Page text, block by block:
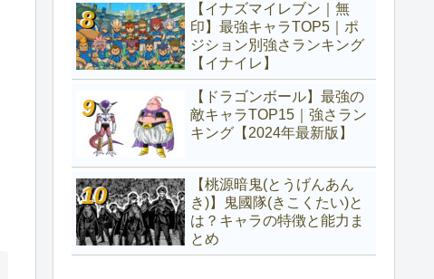
【イナズマイレブン｜無
印】最強キャラTOP5｜ポ
ジション別強さランキング
【イナイレ】
【ドラゴンボール】最強の
敵キャラTOP15｜強さラン
キング【2024年最新版】
【桃源暗鬼(とうげんあん
き)】鬼國隊(きこくたい)と
は？キャラの特徴と能力ま
とめ